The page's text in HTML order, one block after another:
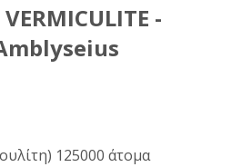
-
125000 άτομα